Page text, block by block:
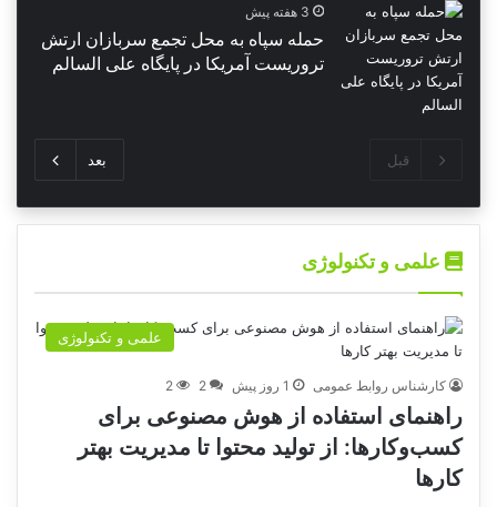
3 هفته پیش
حمله سپاه به محل تجمع سربازان ارتش
تروریست آمریکا در پایگاه علی السالم
قبل بعد
علمی و تکنولوژی
علمی و تکنولوژی
کارشناس روابط عمومی 1 روز پیش 2
2
راهنمای استفاده از هوش مصنوعی برای
کسب‌وکارها: از تولید محتوا تا مدیریت بهتر
کارها